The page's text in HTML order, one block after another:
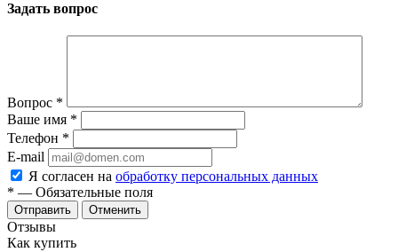
Задать вопрос
Вопрос *
Ваше имя *
Телефон *
E-mail
Я согласен на обработку персональных данных
* — Обязательные поля
Отменить
Отзывы
Как купить